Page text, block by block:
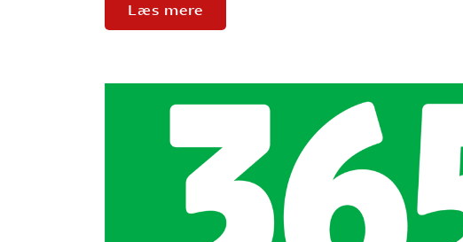
Læs mere